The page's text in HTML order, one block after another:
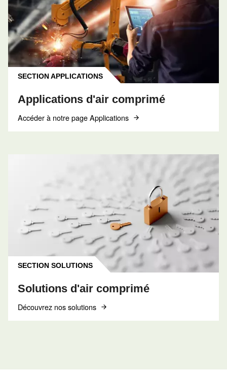
Pourquoi le
des compresseurs est
important : avantages clés,
systèmes et conseils
d’entretien
Découvrez tout ce qu’il faut savoir sur le
refroidissement des compresseurs, y compris
systèmes refroidis par air et par eau, les
Mode d’emploi du tuyau